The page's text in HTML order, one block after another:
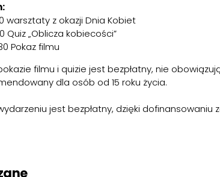
warsztaty z okazji Dnia Kobiet
Quiz „Oblicza kobiecości”
Pokaz filmu
filmu i quizie jest bezpłatny, nie
dla osób od 15 roku życia.
jest bezpłatny, dzięki dofinansowaniu